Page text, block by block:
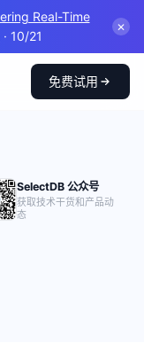
Real-Time
· 10/21
✕
免费试用
SelectDB 公众号
获取技术干货和产品动
态